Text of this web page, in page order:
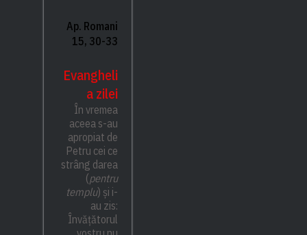
Ap. Romani
15, 30-33
Evangheli
a zilei
În vremea
aceea s-au
apropiat de
Petru cei ce
strâng darea
(pentru
templu) și i-
au zis:
Învățătorul